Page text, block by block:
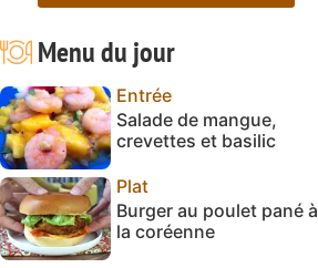
Menu du jour
Entrée
Salade de mangue,
crevettes et basilic
Plat
Burger au poulet pané à
la coréenne